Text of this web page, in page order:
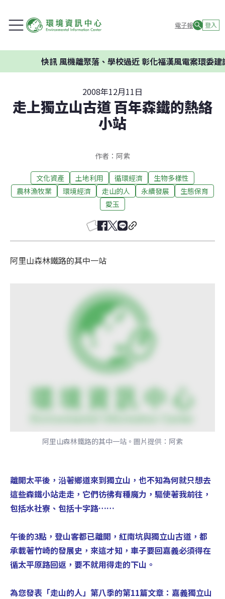
電子報 登入
風機離聚落、學校過近 彰化福漢風電案環委建議不應開發
2008年12月11日
走上獨立山古道 百年森鐵的熱絡
小站
作者：阿紫
文化資產 土地利用 循環經濟
生物多樣性
農林漁牧業
環境經濟 走山的人 永續發展
生態保育
愛玉
阿里山森林鐵路的其中一站
阿里山森林鐵路的其中一站。圖片提供：阿紫
離開太平後，沿著鄉道來到獨立山，也不知為何就只想去
這些森鐵小站走走，它們彷彿有種魔力，驅使著我前往，
包括水社寮、包括十字路……
午後的3點，登山客都已離開，紅南坑與獨立山古道，都
承載著竹崎的發展史，來這才知，車子要回嘉義必須得在
循太平原路回返，要不就用得走的下山。
為您發表「走山的人」第八季的第11篇文章：嘉義獨立山